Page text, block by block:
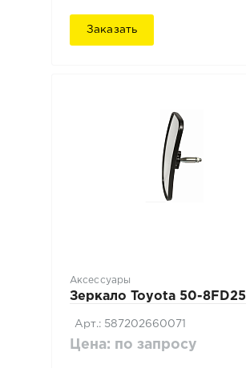
Заказать
Аксессуары
Зеркало Toyota 50-8FD25
Арт.: 587202660071
Цена: по запросу